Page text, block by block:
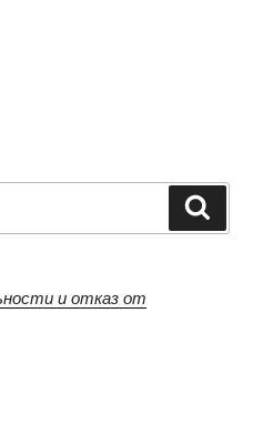
и отказ от